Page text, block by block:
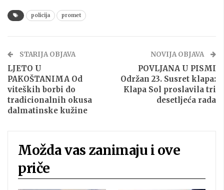
policija promet
STARIJA OBJAVA
LJETO U
PAKOŠTANIMA Od
viteških borbi do
tradicionalnih okusa
dalmatinske kužine
NOVIJA OBJAVA
POVLJANA U PISMI
Održan 23. Susret klapa:
Klapa Sol proslavila tri
desetljeća rada
Možda vas zanimaju i ove
priče